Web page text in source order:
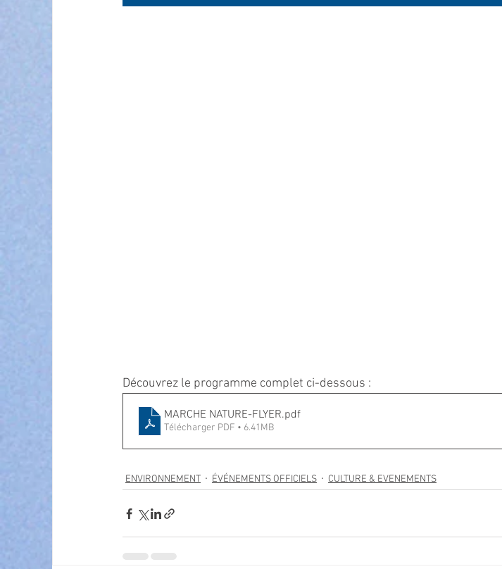
Découvrez le programme complet ci-dessous :
MARCHE NATURE-FLYER.pdf
Télécharger PDF • 6.41MB
ENVIRONNEMENT ÉVÉNEMENTS OFFICIELS CULTURE & EVENEMENTS